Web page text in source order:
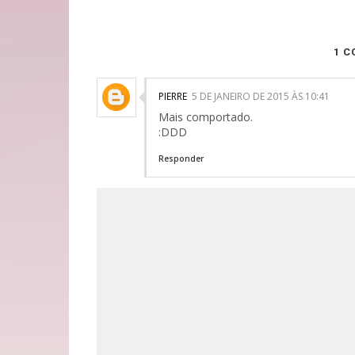
1
PIERRE 5 DE JANEIRO DE 2015 ÀS 10:41
Mais comportado.
:DDD
Responder